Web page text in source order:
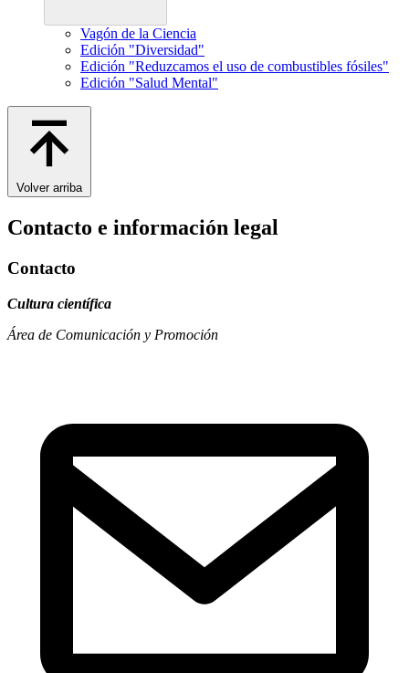
Vagón de la Ciencia
Edición "Diversidad"
Edición "Reduzcamos el uso de combustibles fósiles"
Edición "Salud Mental"
Volver arriba
Contacto e información legal
Contacto
Cultura científica
Área de Comunicación y Promoción